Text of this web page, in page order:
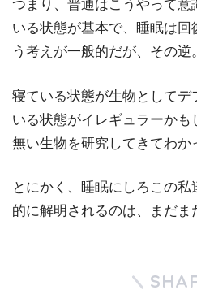
つまり、普通はこうやって意
いる状態が基本で、睡眠は
う考えが一般的だが、その逆。
寝ている状態が生物としてデ
いる状態がイレギュラーか
無い生物を研究してきてわか
とにかく、睡眠にしろこの
的に解明されるのは、まだま